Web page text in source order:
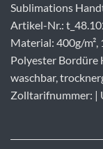
Sublimations
Artikel-Nr.:
Material: 400g/m²,
Polyester Bordüre
waschbar,
Zolltarifnummer: |